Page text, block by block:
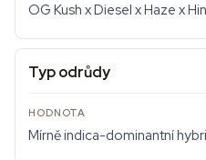
OG Kush x Diesel x Haze x
Typ odrůdy
Mírně indica-dominantní